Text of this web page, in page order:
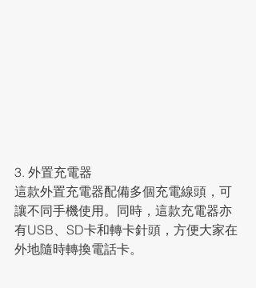
3. 外置充電器
這款外置充電器配備多個充電線頭，可
讓不同手機使用。同時，這款充電器亦
有USB、SD卡和轉卡針頭，方便大家在
外地隨時轉換電話卡。